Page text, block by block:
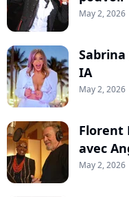
May 2, 2026
IA
May 2, 2026
Florent
avec
May 2, 2026